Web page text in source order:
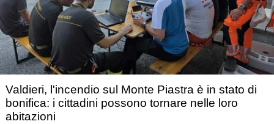
Valdieri, l'incendio sul Monte Piastra è in stato di
bonifica: i cittadini possono tornare nelle loro
abitazioni